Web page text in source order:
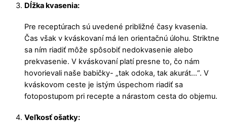
Dĺžka kvasenia:
Pre receptúrach sú uvedené približné časy kvasenia.
Čas však v kváskovaní má len orientačnú úlohu. Striktne
sa ním riadiť môže spôsobiť nedokvasenie alebo
prekvasenie. V kváskovaní platí presne to, čo nám
hovorievali naše babičky- „tak odoka, tak akurát…“. V
kváskovom ceste je istým úspechom riadiť sa
fotopostupom pri recepte a nárastom cesta do objemu.
Veľkosť ošatky: